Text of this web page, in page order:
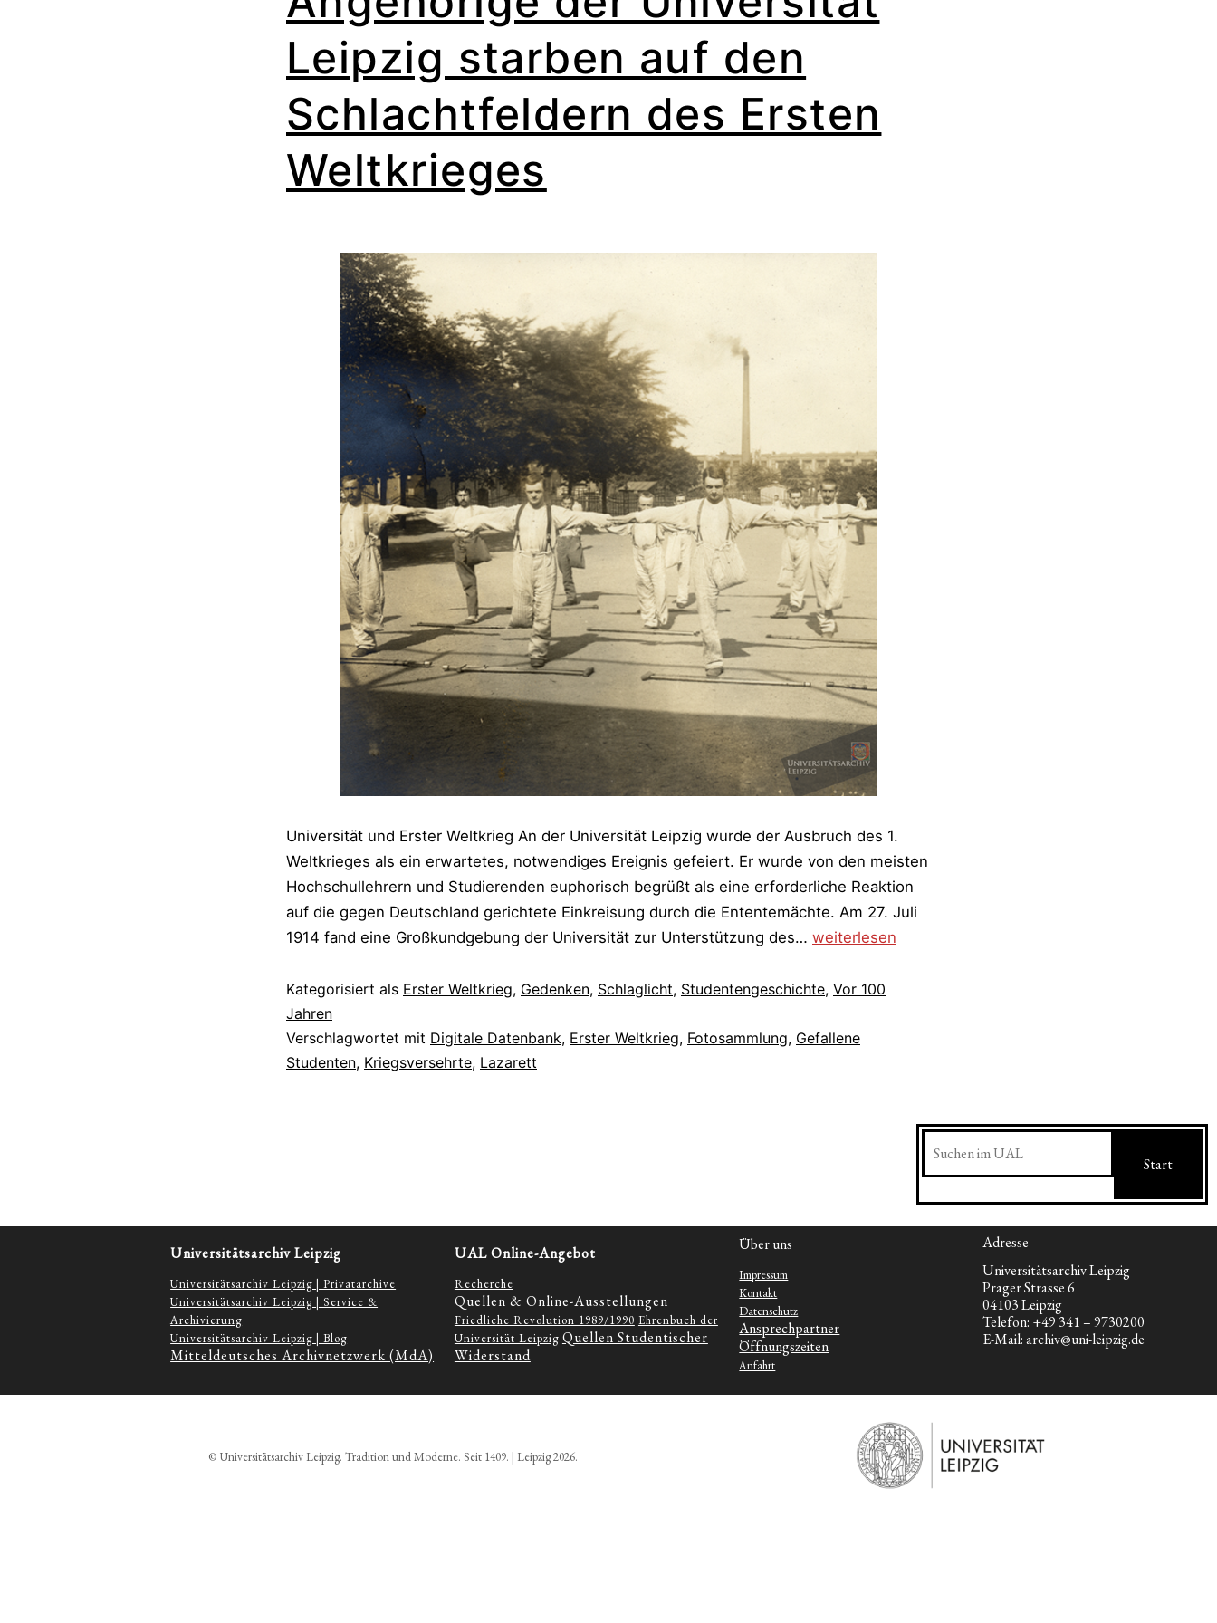
Leipzig starben auf den
Schlachtfeldern des Ersten
Weltkrieges
Universität und Erster Weltkrieg An der Universität Leipzig wurde der Ausbruch des 1.
Weltkrieges als ein erwartetes, notwendiges Ereignis gefeiert. Er wurde von den meisten
Hochschullehrern und Studierenden euphorisch begrüßt als eine erforderliche Reaktion
auf die gegen Deutschland gerichtete Einkreisung durch die Ententemächte. Am 27. Juli
1914 fand eine Großkundgebung der Universität zur Unterstützung des… 1396
Studenten
Angehörige
weiterlesen
Kategorisiert als Erster Weltkrieg, Gedenken, Schlaglicht, Studentengeschichte, Vor 100
Jahren
Verschlagwortet mit Digitale Datenbank, Erster Weltkrieg, Fotosammlung, Gefallene
Studenten, Kriegsversehrte, Lazarett
Suchen
Start
Universitätsarchiv Leipzig
Universitätsarchiv Leipzig | Privatarchive
Universitätsarchiv Leipzig | Service &
Archivierung
Universitätsarchiv Leipzig | Blog
Mitteldeutsches Archivnetzwerk (MdA)
UAL Online-Angebot
Recherche
Quellen & Online-Ausstellungen
Friedliche Revolution 1989/1990 Ehrenbuch der
Universität Leipzig Quellen Studentischer
Widerstand
Über uns
Impressum
Kontakt
Datenschutz
Ansprechpartner
Öffnungszeiten
Anfahrt
Adresse
Universitätsarchiv Leipzig
Prager Strasse 6
04103 Leipzig
Telefon: +49 341 – 9730200
E-Mail: archiv@uni-leipzig.de
© Universitätsarchiv Leipzig. Tradition und Moderne. Seit 1409. | Leipzig 2026.